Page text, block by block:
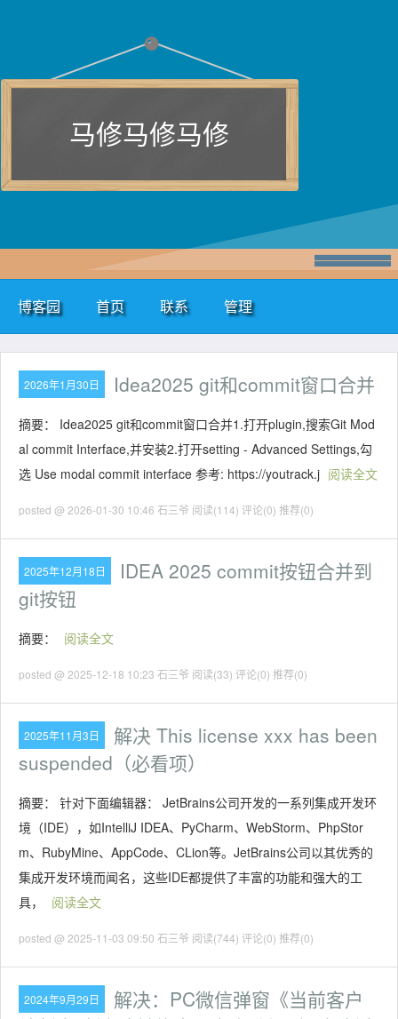
马修马修马修
博客园 首页 联系 管理
2026年1月30日 Idea2025 git和commit窗口合并
摘要： Idea2025 git和commit窗口合并1.打开plugin,搜索Git Mod
al commit Interface,并安装2.打开setting - Advanced Settings,勾
选 Use modal commit interface 参考: https://youtrack.j 阅读全文
posted @ 2026-01-30 10:46 石三爷 阅读(114) 评论(0) 推荐(0)
2025年12月18日
IDEA 2025 commit按钮合并到
git按钮
摘要： 阅读全文
posted @ 2025-12-18 10:23 石三爷 阅读(33) 评论(0) 推荐(0)
2025年11月3日
解决 This license xxx has been
suspended（必看项）
摘要： 针对下面编辑器： JetBrains公司开发的一系列集成开发环
境（IDE），如IntelliJ IDEA、PyCharm、WebStorm、PhpStor
m、RubyMine、AppCode、CLion等。JetBrains公司以其优秀的
集成开发环境而闻名，这些IDE都提供了丰富的功能和强大的工
具，
阅读全文
posted @ 2025-11-03 09:50 石三爷 阅读(744) 评论(0) 推荐(0)
2024年9月29日
解决：PC微信弹窗《当前客户